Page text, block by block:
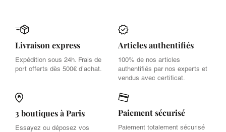
Livraison express
Expédition sous 24h. Frais de
port offerts dès 500€ d’achat.
Articles authentifiés
100% de nos articles
authentifiés par nos experts et
vendus avec certificat.
3 boutiques à Paris
Essayez ou déposez vos
Paiement sécurisé
Paiement totalement sécurisé